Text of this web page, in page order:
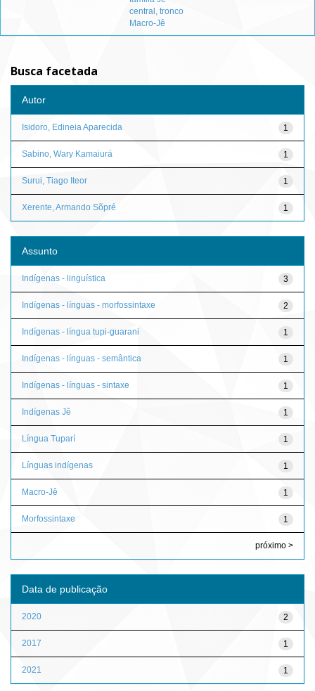
central, tronco
Macro-Jê
Busca facetada
Autor
1
Isidoro, Edineia Aparecida
1
Sabino, Wary Kamaiurá
1
Surui, Tiago Iteor
1
Xerente, Armando Sõpré
Assunto
3
Indígenas - linguística
2
Indígenas - línguas - morfossintaxe
1
Indígenas - língua tupi-guarani
1
Indígenas - línguas - semântica
1
Indígenas - línguas - sintaxe
1
Indígenas Jê
1
Língua Tuparí
1
Línguas indígenas
1
Macro-Jê
1
Morfossintaxe
próximo >
Data de publicação
2
2020
1
2017
1
2021